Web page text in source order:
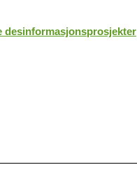
desinformasjonsprosjekter